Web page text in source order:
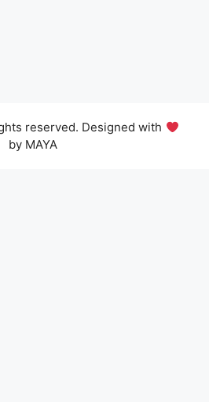
reserved. Designed with
by MAYA